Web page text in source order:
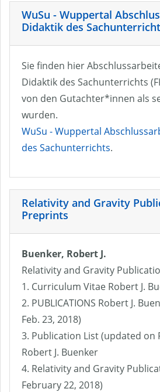
WuSu - Wuppertal
Didaktik des
Sie finden hier
Didaktik des Sachunterrichts
von den Gutachter*innen als
wurden.
WuSu - Wuppertal
des Sachunterrichts.
Relativity and Gravity
Preprints
Buenker, Robert J.
Relativity and Gravity
1. Curriculum Vitae Robert J.
2. PUBLICATIONS Robert J.
Feb. 23, 2018)
3. Publication List (updated on
Robert J. Buenker
4. Relativity and Gravity
February 22, 2018)